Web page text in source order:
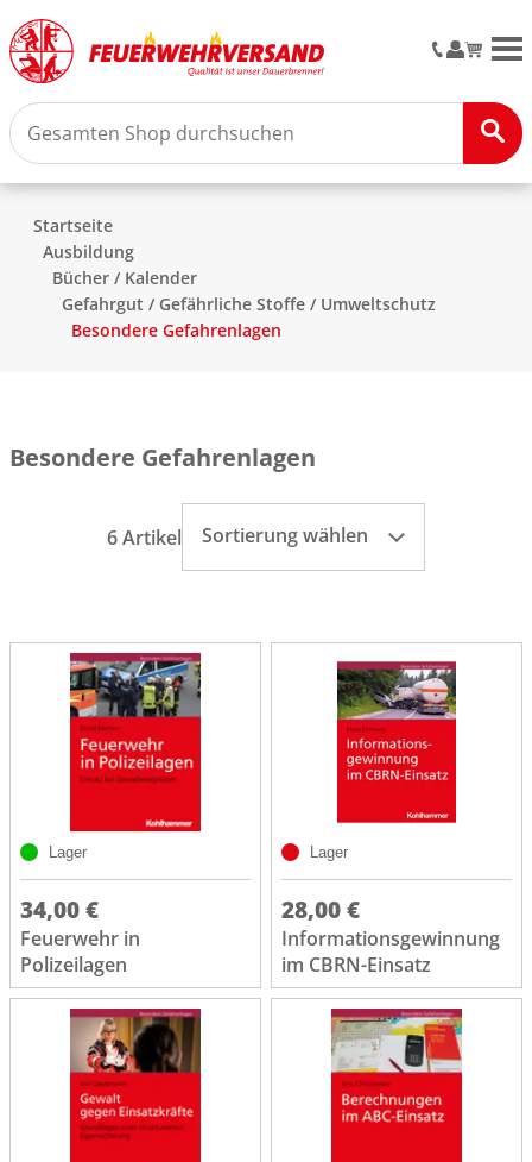
Startseite
Ausbildung
Bücher / Kalender
Gefahrgut / Gefährliche Stoffe / Umweltschutz
Besondere Gefahrenlagen
Besondere Gefahrenlagen
6 Artikel Sortierung wählen
Lager
34,00 €
Feuerwehr in
Polizeilagen
Lager
28,00 €
Informationsgewinnung
im CBRN-Einsatz